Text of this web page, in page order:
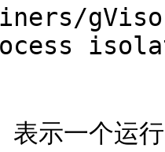
示一个运行